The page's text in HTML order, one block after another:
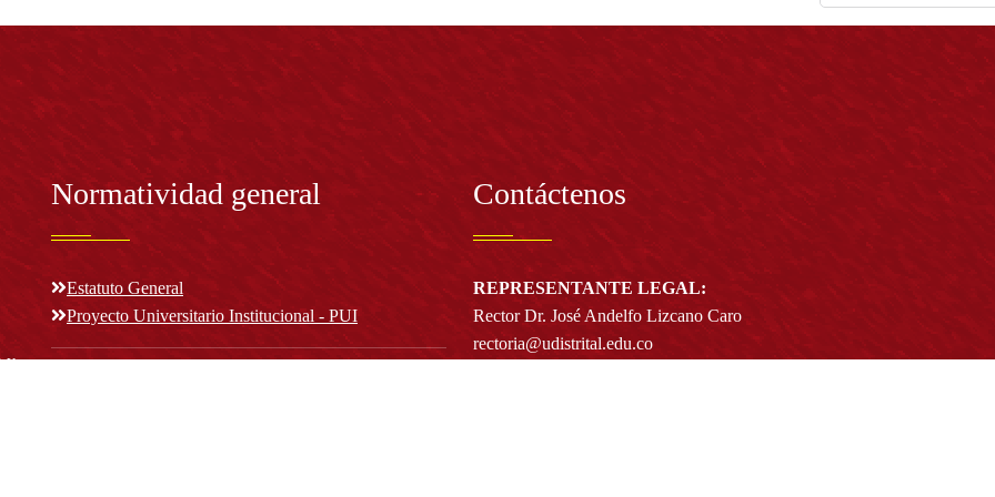
y
Normatividad general
Estatuto General
Proyecto Universitario Institucional - PUI
Contáctenos
REPRESENTANTE LEGAL:
Rector Dr. José Andelfo Lizcano Caro
rectoria@udistrital.edu.co